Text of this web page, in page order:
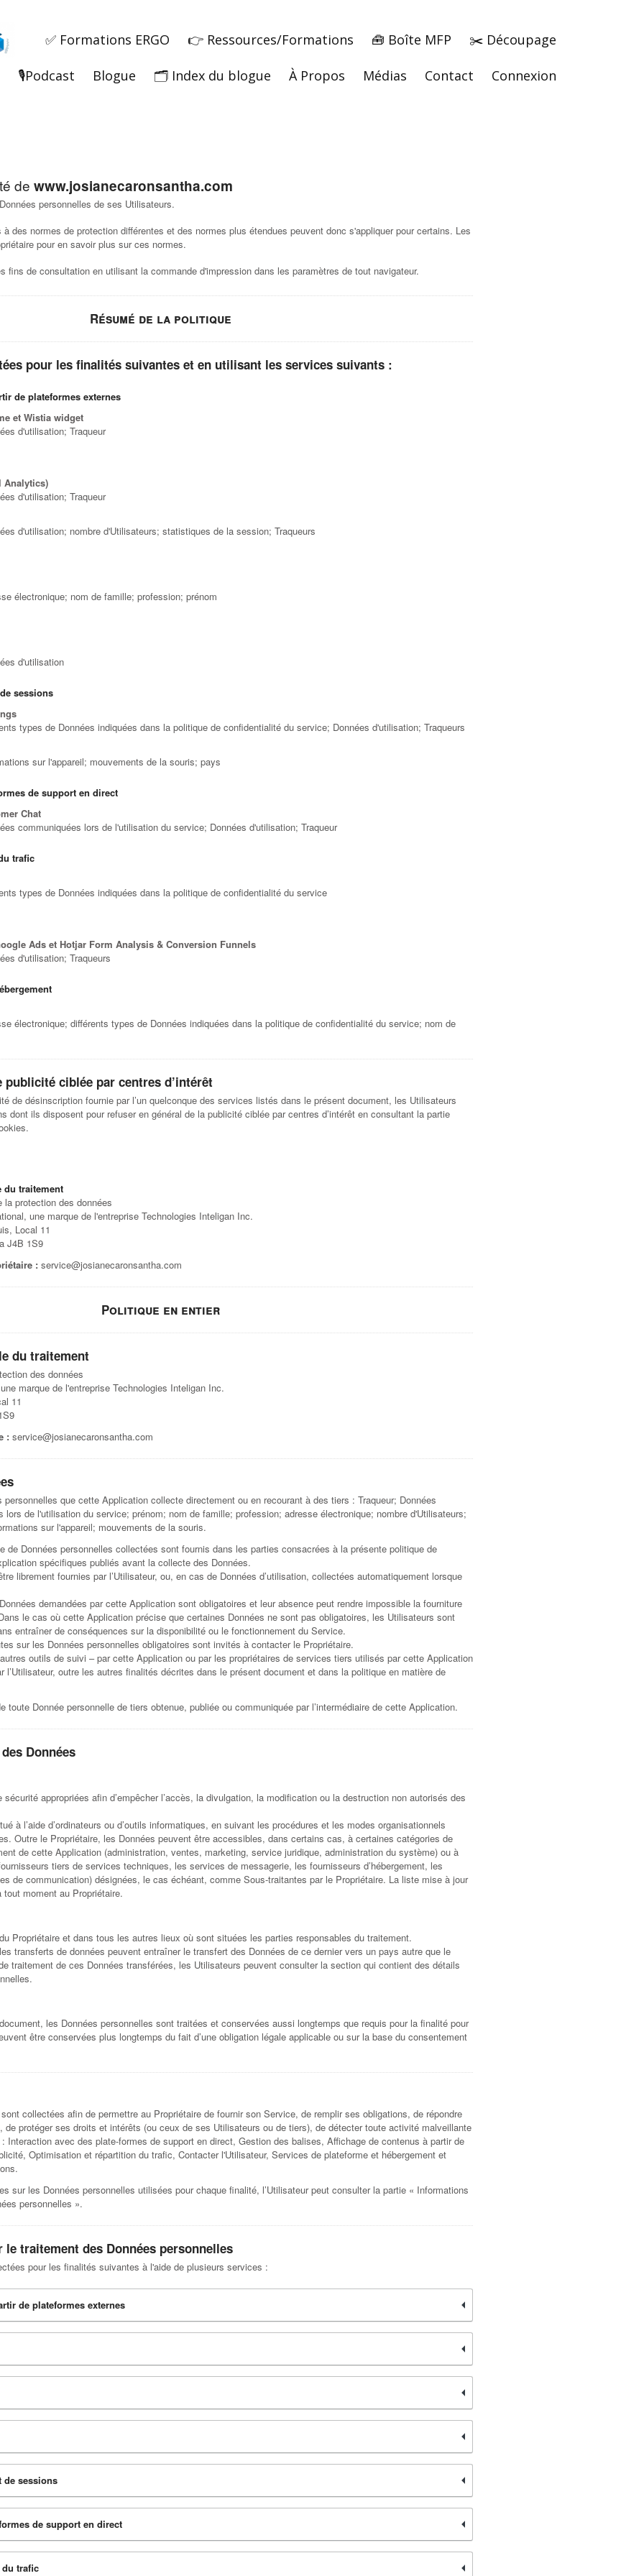
✅ Formations ERGO 👉 Ressources/Formations 🧰 Boîte MFP ✂️ Découpage
🎙️Podcast Blogue 🗂️ Index du blogue À Propos Médias Contact Connexion
de www.josianecaronsantha.com
personnelles de ses Utilisateurs.
des normes de protection différentes et des normes plus étendues peuvent donc s'appliquer pour certains. Les
pour en savoir plus sur ces normes.
fins de consultation en utilisant la commande d'impression dans les paramètres de tout navigateur.
Résumé de la politique
pour les finalités suivantes et en utilisant les services suivants :
de plateformes externes
et Wistia widget
d'utilisation; Traqueur
Analytics)
d'utilisation; Traqueur
d'utilisation; nombre d'Utilisateurs; statistiques de la session; Traqueurs
électronique; nom de famille; profession; prénom
d'utilisation
sessions
types de Données indiquées dans la politique de confidentialité du service; Données d'utilisation; Traqueurs
sur l'appareil; mouvements de la souris; pays
de support en direct
Chat
communiquées lors de l'utilisation du service; Données d'utilisation; Traqueur
trafic
types de Données indiquées dans la politique de confidentialité du service
Ads et Hotjar Form Analysis & Conversion Funnels
d'utilisation; Traqueurs
électronique; différents types de Données indiquées dans la politique de confidentialité du service; nom de
ciblée par centres d’intérêt
de désinscription fournie par l’un quelconque des services listés dans le présent document, les Utilisateurs
dont ils disposent pour refuser en général de la publicité ciblée par centres d’intérêt en consultant la partie
du traitement
protection des données
une marque de l'entreprise Technologies Inteligan Inc.
Local 11
J4B 1S9
: service@josianecaronsantha.com
Politique en entier
du traitement
des données
marque de l'entreprise Technologies Inteligan Inc.
11
: service@josianecaronsantha.com
que cette Application collecte directement ou en recourant à des tiers : Traqueur; Données
lors de l'utilisation du service; prénom; nom de famille; profession; adresse électronique; nombre d'Utilisateurs;
sur l'appareil; mouvements de la souris.
de Données personnelles collectées sont fournis dans les parties consacrées à la présente politique de
spécifiques publiés avant la collecte des Données.
librement fournies par l’Utilisateur, ou, en cas de Données d’utilisation, collectées automatiquement lorsque
demandées par cette Application sont obligatoires et leur absence peut rendre impossible la fourniture
le cas où cette Application précise que certaines Données ne sont pas obligatoires, les Utilisateurs sont
entraîner de conséquences sur la disponibilité ou le fonctionnement du Service.
sur les Données personnelles obligatoires sont invités à contacter le Propriétaire.
outils de suivi – par cette Application ou par les propriétaires de services tiers utilisés par cette Application
l’Utilisateur, outre les autres finalités décrites dans le présent document et dans la politique en matière de
toute Donnée personnelle de tiers obtenue, publiée ou communiquée par l’intermédiaire de cette Application.
Données
appropriées afin d’empêcher l’accès, la divulgation, la modification ou la destruction non autorisés des
à l’aide d’ordinateurs ou d’outils informatiques, en suivant les procédures et les modes organisationnels
Outre le Propriétaire, les Données peuvent être accessibles, dans certains cas, à certaines catégories de
de cette Application (administration, ventes, marketing, service juridique, administration du système) ou à
tiers de services techniques, les services de messagerie, les fournisseurs d’hébergement, les
de communication) désignées, le cas échéant, comme Sous-traitantes par le Propriétaire. La liste mise à jour
moment au Propriétaire.
Propriétaire et dans tous les autres lieux où sont situées les parties responsables du traitement.
transferts de données peuvent entraîner le transfert des Données de ce dernier vers un pays autre que le
traitement de ces Données transférées, les Utilisateurs peuvent consulter la section qui contient des détails
les Données personnelles sont traitées et conservées aussi longtemps que requis pour la finalité pour
être conservées plus longtemps du fait d’une obligation légale applicable ou sur la base du consentement
collectées afin de permettre au Propriétaire de fournir son Service, de remplir ses obligations, de répondre
de protéger ses droits et intérêts (ou ceux de ses Utilisateurs ou de tiers), de détecter toute activité malveillante
Interaction avec des plate-formes de support en direct, Gestion des balises, Affichage de contenus à partir de
Optimisation et répartition du trafic, Contacter l'Utilisateur, Services de plateforme et hébergement et
sur les Données personnelles utilisées pour chaque finalité, l’Utilisateur peut consulter la partie « Informations
personnelles ».
traitement des Données personnelles
pour les finalités suivantes à l'aide de plusieurs services :
de plateformes externes
de sessions
de support en direct
trafic